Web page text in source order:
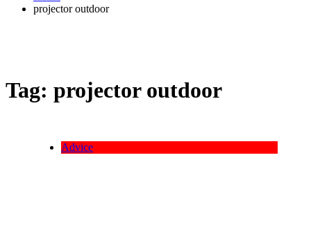
projector outdoor
Tag: projector outdoor
Advice